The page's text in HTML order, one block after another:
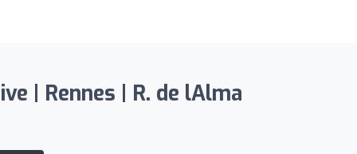
| Rennes | R. de lAlma